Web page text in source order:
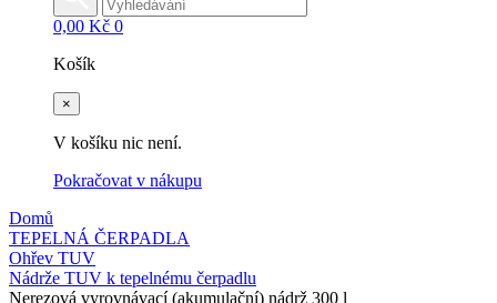
0,00 Kč 0
Košík
×
V košíku nic není.
Pokračovat v nákupu
Domů
TEPELNÁ ČERPADLA
Ohřev TUV
Nádrže TUV k tepelnému čerpadlu
Nerezová vyrovnávací (akumulační) nádrž 300 l